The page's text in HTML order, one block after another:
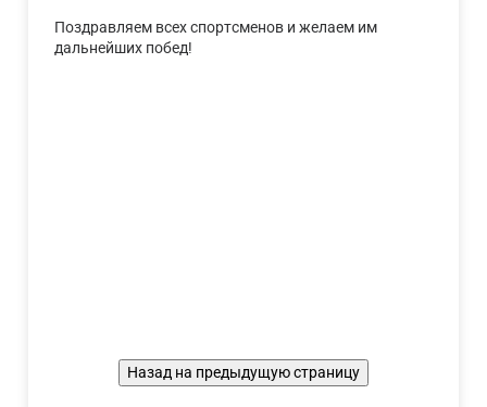
Поздравляем всех спортсменов и желаем им
дальнейших побед!